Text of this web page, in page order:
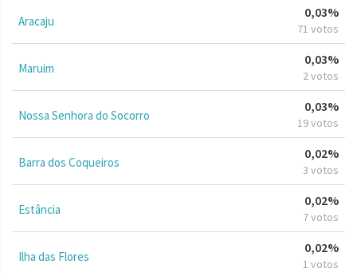
Aracaju
0,03%
71 votos
Maruim
0,03%
2 votos
Nossa Senhora do Socorro
0,03%
19 votos
Barra dos Coqueiros
0,02%
3 votos
Estância
0,02%
7 votos
Ilha das Flores
0,02%
1 votos